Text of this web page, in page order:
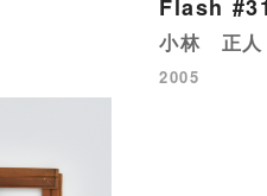
Flash #31
小林 正人
2005